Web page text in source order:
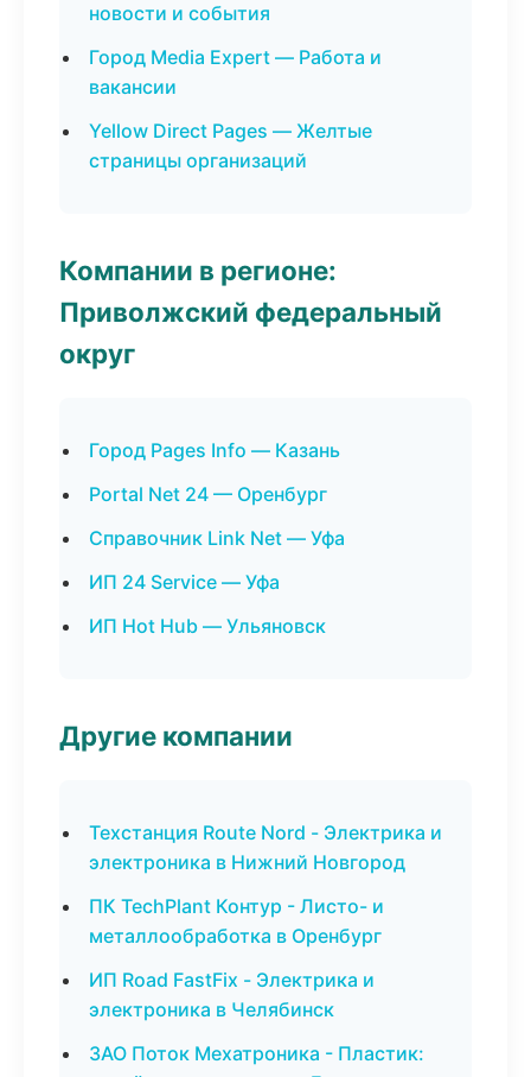
новости и события
Город Media Expert — Работа и
вакансии
Yellow Direct Pages — Желтые
страницы организаций
Компании в регионе:
Приволжский федеральный
округ
Город Pages Info — Казань
Portal Net 24 — Оренбург
Справочник Link Net — Уфа
ИП 24 Service — Уфа
ИП Hot Hub — Ульяновск
Другие компании
Техстанция Route Nord - Электрика и
электроника в Нижний Новгород
ПК TechPlant Контур - Листо- и
металлообработка в Оренбург
ИП Road FastFix - Электрика и
электроника в Челябинск
ЗАО Поток Мехатроника - Пластик: